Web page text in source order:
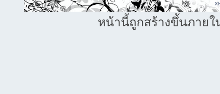
หน้านี้ถูกสร้างขึ้นภายใ